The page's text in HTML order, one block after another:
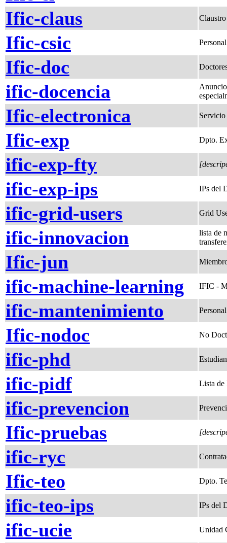
Ific-claus
Ific-csic
Ific-doc
ific-docencia
Ific-electronica Servicio
Ific-exp Dpto.
ific-exp-fty
ific-exp-ips IPs del
ific-grid-users Grid
ific-innovacion
lista de
Ific-jun
ific-machine-learning IFIC -
ific-mantenimiento
Ific-nodoc No
ific-phd
ific-pidf Lista de
ific-prevencion
Ific-pruebas
ific-ryc
Ific-teo Dpto.
ific-teo-ips IPs del
ific-ucie Unidad